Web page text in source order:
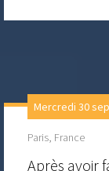
Mercredi 30
Paris, France
Après avoir